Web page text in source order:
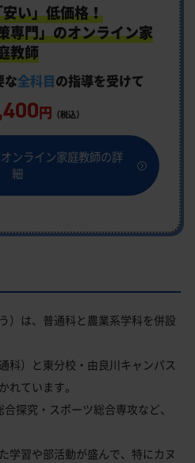
い」低価格！
専門」のオンライン家
教師
な全科目の指導を受けて
円 （税込）
ンライン家庭教師の詳
細
）は、普通科と農業系学科を併設
科）と東分校・由良川キャンパス
れています。
探究・スポーツ総合専攻など、
学習や部活動が盛んで、特にカヌ